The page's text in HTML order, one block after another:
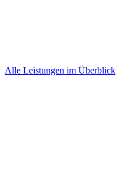
Alle Leistungen im Überblick